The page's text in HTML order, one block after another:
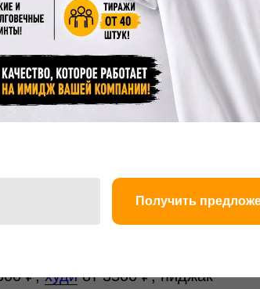
Получить
Вот на что смотреть:
швов), отзывы на
(обязательно для
мастеру может быть
ответственность. При
всегда даёт гарантию
квитанцию или договор.
в Москве
стоит: футболка от 1000
₽, худиот 3500 ₽, пиджак